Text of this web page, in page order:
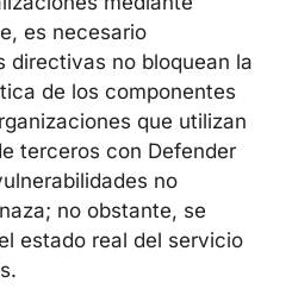
laAntimalware
a las
o 4.18.26040.7 o
con gestión
mediante
es necesario
no bloquean